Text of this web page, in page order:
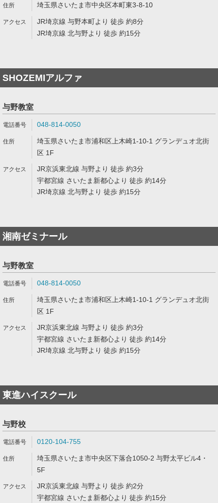
埼玉県さいたま市中央区本町東3-8-10
JR埼京線 与野本町より 徒歩 約8分
JR埼京線 北与野より 徒歩 約15分
SHOZEMIアルファ
与野教室
048-814-0050
埼玉県さいたま市浦和区上木崎1-10-1 グランデュオ北街
区 1F
JR京浜東北線 与野より 徒歩 約3分
宇都宮線 さいたま新都心より 徒歩 約14分
JR埼京線 北与野より 徒歩 約15分
湘南ゼミナール
与野教室
048-814-0050
埼玉県さいたま市浦和区上木崎1-10-1 グランデュオ北街
区 1F
JR京浜東北線 与野より 徒歩 約3分
宇都宮線 さいたま新都心より 徒歩 約14分
JR埼京線 北与野より 徒歩 約15分
東進ハイスクール
与野校
0120-104-755
埼玉県さいたま市中央区下落合1050-2 与野太平ビル4・
5F
JR京浜東北線 与野より 徒歩 約2分
宇都宮線 さいたま新都心より 徒歩 約15分